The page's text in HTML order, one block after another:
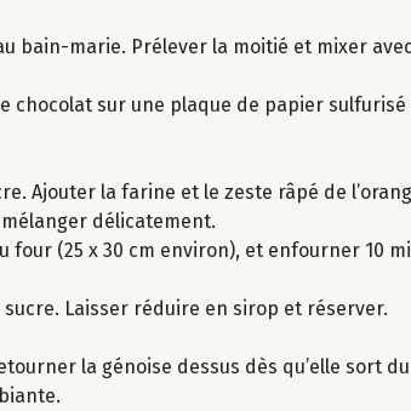
bain-marie. Prélever la moitié et mixer
chocolat sur une plaque de papier
Ajouter la farine et le zeste râpé de
délicatement.
(25 x 30 cm environ), et enfourner 10
sucre. Laisser réduire en sirop et réserver.
la génoise dessus dès qu’elle sort